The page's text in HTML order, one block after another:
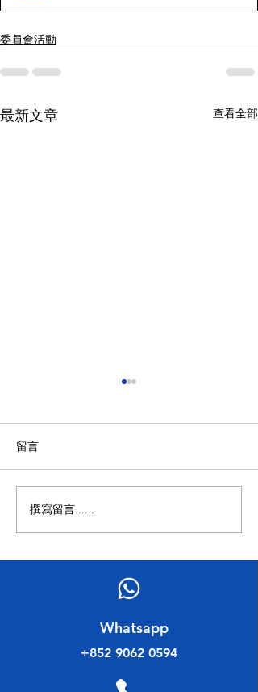
委員會活動
最新文章 查看全部
民建聯工商專業委員會 舉
辦 2023 香港會計師公會
理事會選舉論壇
留言
撰寫留言......
​Whatsapp
+852 9062 0594